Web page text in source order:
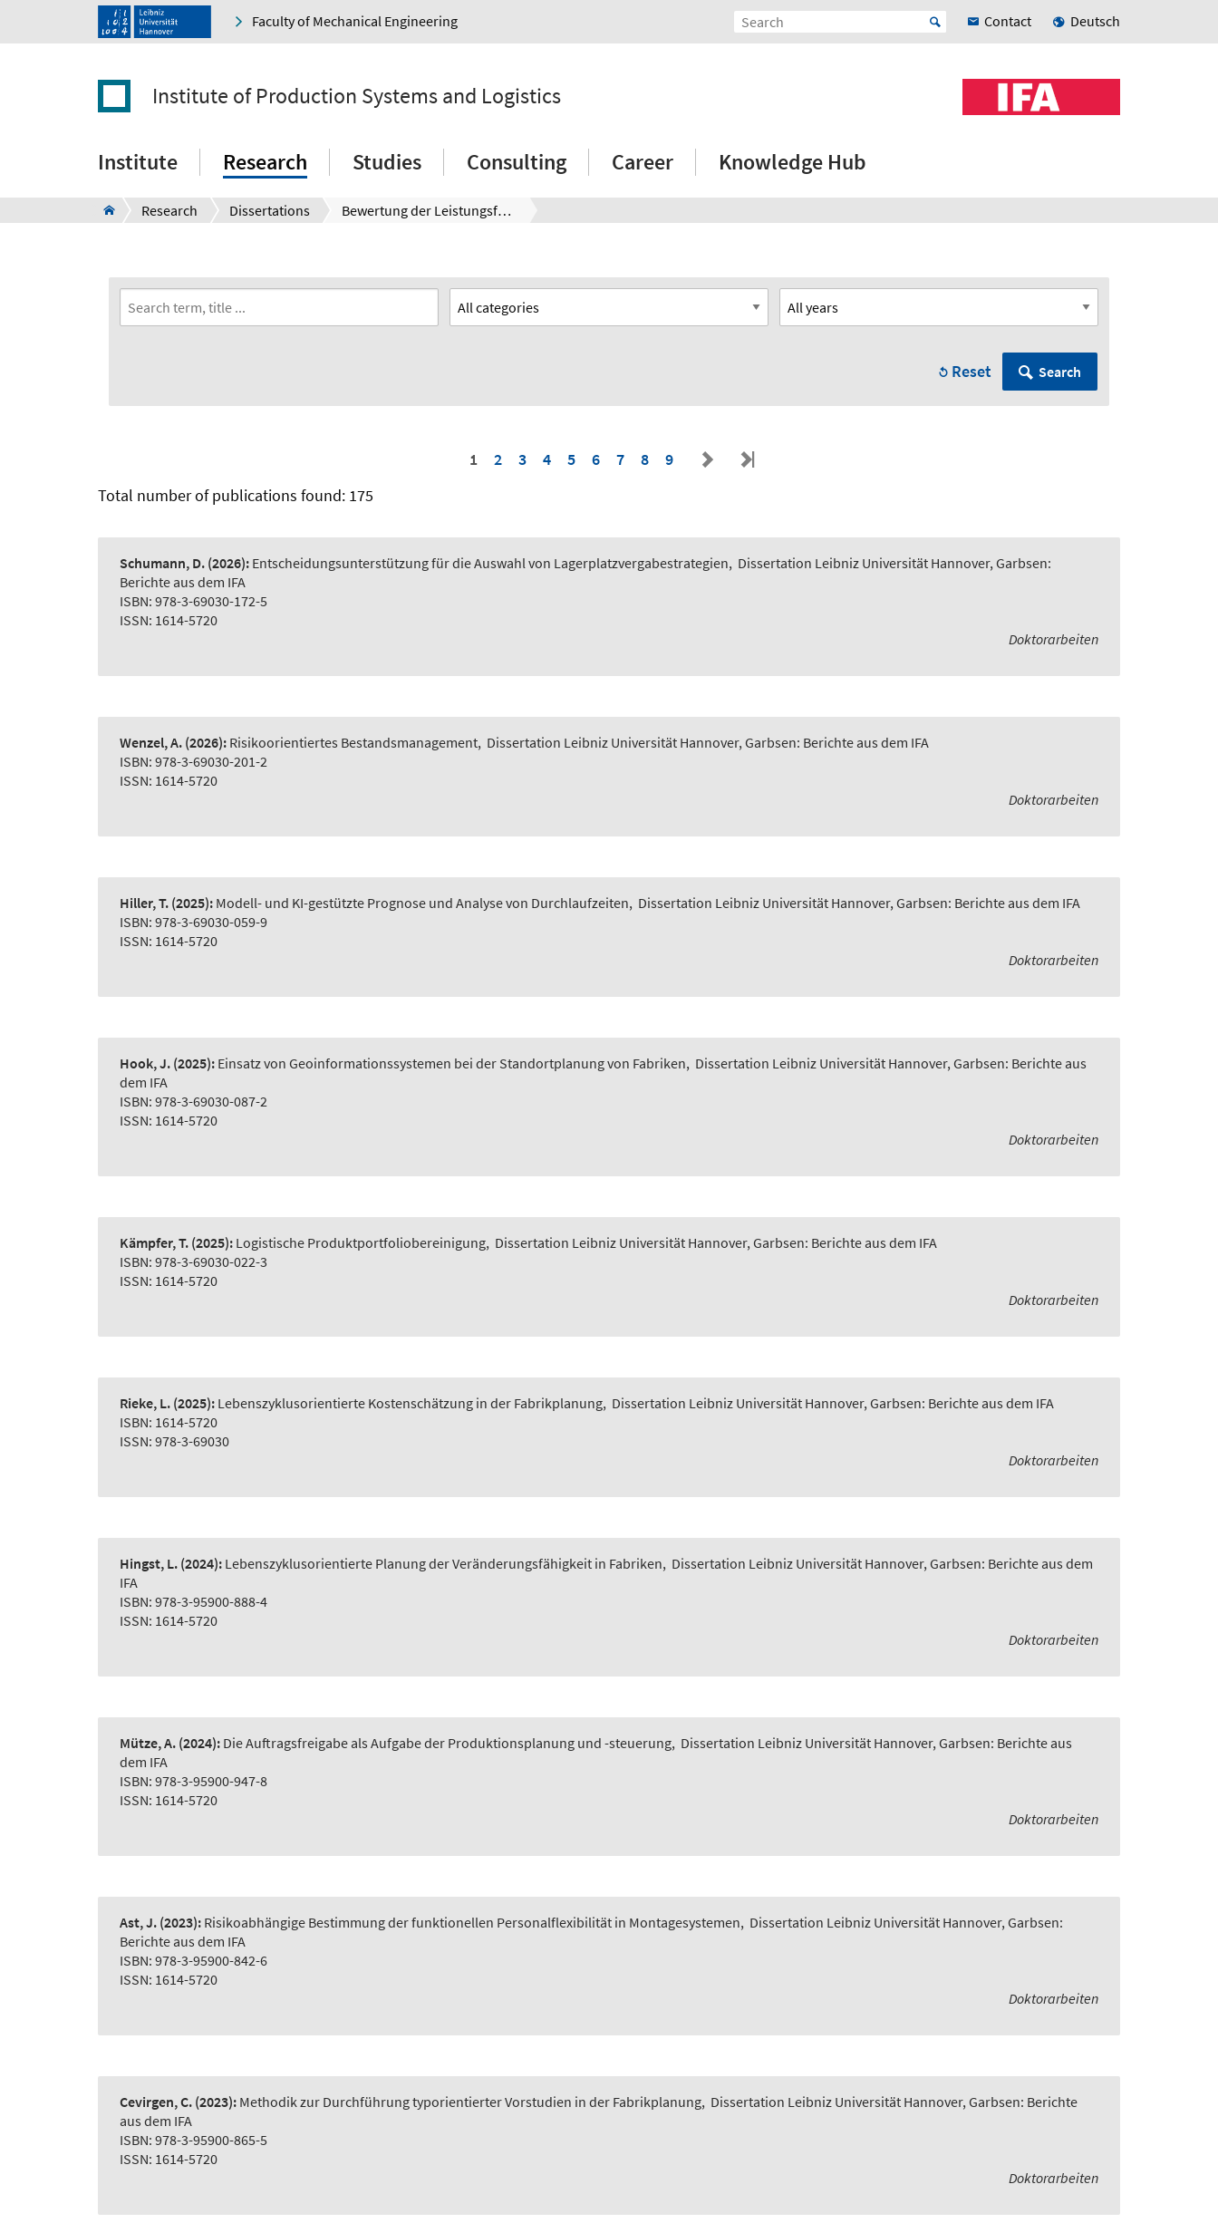
Faculty of Mechanical Engineering Contact Deutsch
Institute of Production Systems and Logistics
Institute Research Studies Consulting Career Knowledge Hub
Research Dissertations Bewertung der Leistungsfähigkeit von Montagesystemen
Reset Search
1 2 3 4 5 6 7 8
9
Total number of publications found: 175
Schumann, D. (2026): Entscheidungsunterstützung für die Auswahl von Lagerplatzvergabestrategien, Dissertation Leibniz Universität Hannover, Garbsen:
Berichte aus dem IFA
ISBN: 978-3-69030-172-5
ISSN: 1614-5720
Doktorarbeiten
Wenzel, A. (2026): Risikoorientiertes Bestandsmanagement, Dissertation Leibniz Universität Hannover, Garbsen: Berichte aus dem IFA
ISBN: 978-3-69030-201-2
ISSN: 1614-5720
Doktorarbeiten
Hiller, T. (2025): Modell- und KI-gestützte Prognose und Analyse von Durchlaufzeiten, Dissertation Leibniz Universität Hannover, Garbsen: Berichte aus dem IFA
ISBN: 978-3-69030-059-9
ISSN: 1614-5720
Doktorarbeiten
Hook, J. (2025): Einsatz von Geoinformationssystemen bei der Standortplanung von Fabriken, Dissertation Leibniz Universität Hannover, Garbsen: Berichte aus
dem IFA
ISBN: 978-3-69030-087-2
ISSN: 1614-5720
Doktorarbeiten
Kämpfer, T. (2025): Logistische Produktportfoliobereinigung, Dissertation Leibniz Universität Hannover, Garbsen: Berichte aus dem IFA
ISBN: 978-3-69030-022-3
ISSN: 1614-5720
Doktorarbeiten
Rieke, L. (2025): Lebenszyklusorientierte Kostenschätzung in der Fabrikplanung, Dissertation Leibniz Universität Hannover, Garbsen: Berichte aus dem IFA
ISBN: 1614-5720
ISSN: 978-3-69030
Doktorarbeiten
Hingst, L. (2024): Lebenszyklusorientierte Planung der Veränderungsfähigkeit in Fabriken, Dissertation Leibniz Universität Hannover, Garbsen: Berichte aus dem
IFA
ISBN: 978-3-95900-888-4
ISSN: 1614-5720
Doktorarbeiten
Mütze, A. (2024): Die Auftragsfreigabe als Aufgabe der Produktionsplanung und -steuerung, Dissertation Leibniz Universität Hannover, Garbsen: Berichte aus
dem IFA
ISBN: 978-3-95900-947-8
ISSN: 1614-5720
Doktorarbeiten
Ast, J. (2023): Risikoabhängige Bestimmung der funktionellen Personalflexibilität in Montagesystemen, Dissertation Leibniz Universität Hannover, Garbsen:
Berichte aus dem IFA
ISBN: 978-3-95900-842-6
ISSN: 1614-5720
Doktorarbeiten
Cevirgen, C. (2023): Methodik zur Durchführung typorientierter Vorstudien in der Fabrikplanung, Dissertation Leibniz Universität Hannover, Garbsen: Berichte
aus dem IFA
ISBN: 978-3-95900-865-5
ISSN: 1614-5720
Doktorarbeiten